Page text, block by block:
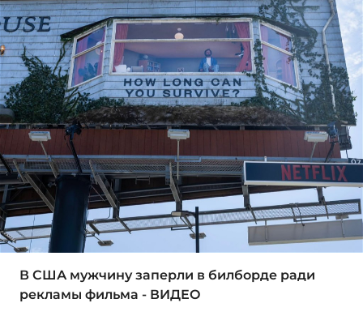
В США мужчину заперли в билборде ради
рекламы фильма - ВИДЕО